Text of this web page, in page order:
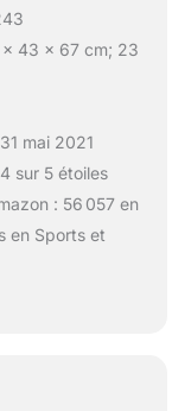
x 43 x 67 cm; 23
mai 2021
sur 5 étoiles
: 56 057 en
en Sports et